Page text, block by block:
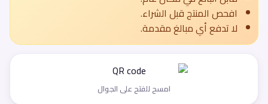
افحص المنتج قبل الشراء.
لا تدفع أي مبالغ مقدمة.
امسح للفتح على الجوال